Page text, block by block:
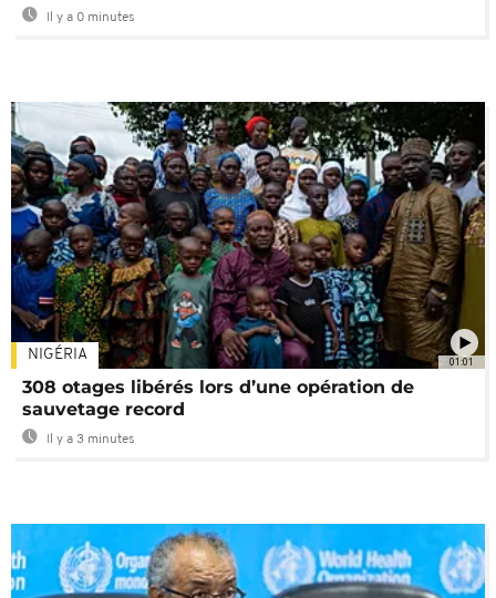
Il y a 0 minutes
01:01
NIGÉRIA
308 otages libérés lors d’une opération de
sauvetage record
Il y a 3 minutes